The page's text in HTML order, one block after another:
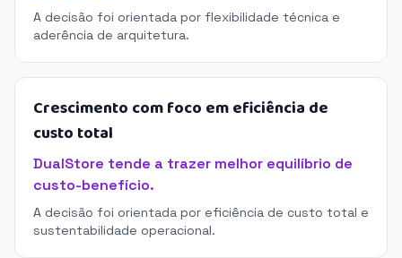
A decisão foi orientada por flexibilidade técnica e
aderência de arquitetura.
Crescimento com foco em eficiência de
custo total
DualStore tende a trazer melhor equilíbrio de
custo-benefício.
A decisão foi orientada por eficiência de custo total e
sustentabilidade operacional.